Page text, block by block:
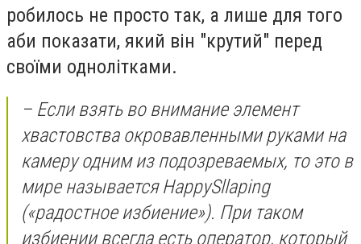
робилось не просто так, а лише для того
аби показати, який він "крутий" перед
своїми однолітками.
– Если взять во внимание элемент
хвастовства окровавленными руками на
камеру одним из подозреваемых, то это в
мире называетсяHappySllaping
(«радостное избиение»). Притаком
избиении всегда естьоператор, который